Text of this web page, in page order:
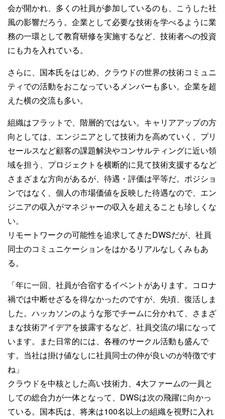
会が開かれ、多くの社員が参加しているのも、こうした社
風の影響だろう。企業として必要な技術を学べるように業
務の一環として教育研修を実施するなど、技術者への投資
にも力を入れている。
さらに、国本氏をはじめ、クラウドの世界の技術コミュニ
ティでの活動をおこなっているメンバーも多い。企業を超
えた横の交流も多い。
組織はフラットで、階層的ではない。キャリアアップの方
向としては、エンジニアとして技術力を高めていく、プリ
セールスなど顧客の課題解決やコンサルティングに近い領
域を担う、プロジェクトを横断的に見て技術支援するなど
さまざまな方向があるが、待遇・評価は平等だ。ポジショ
ンではなく、個人の市場価値を反映した待遇なので、エン
ジニアの収入がマネジャーの収入を超えることも珍しくな
い。
リモートワークの可能性を追求してきたDWSだが、社員
同士のコミュニケーションをはかるリアルなしくみもあ
る。
「年に一回、社員が合宿するイベントがあります。コロナ
禍では中断せざるを得なかったのですが、先頃、復活しま
した。ハッカソンのような形でチームに分かれて、さまざ
まな技術アイデアを披露するなど、社員交流の場になって
います。また日常的には、各種のサークル活動も盛んで
す。当社は掛け値なしに社員同士の仲が良いのが特徴です
ね」
クラウドを中核とした高い技術力、4大ファームの一員と
しての総合力が一体となって、DWSは次の飛躍に向かっ
ている。国本氏は、将来は100名以上の組織を視野に入れ